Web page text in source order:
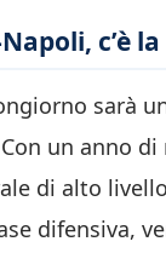
c’è
sarà
un anno
di alto
difensiva,